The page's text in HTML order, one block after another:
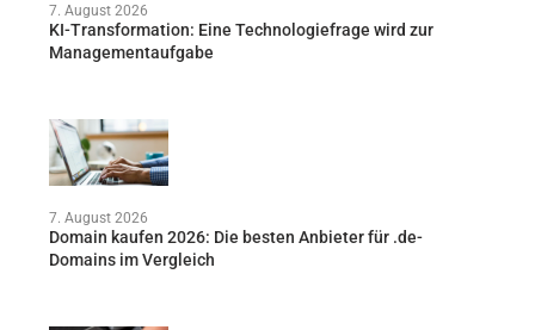
7. August 2026
KI-Transformation: Eine Technologiefrage wird zur
Managementaufgabe
7. August 2026
Domain kaufen 2026: Die besten Anbieter für .de-
Domains im Vergleich